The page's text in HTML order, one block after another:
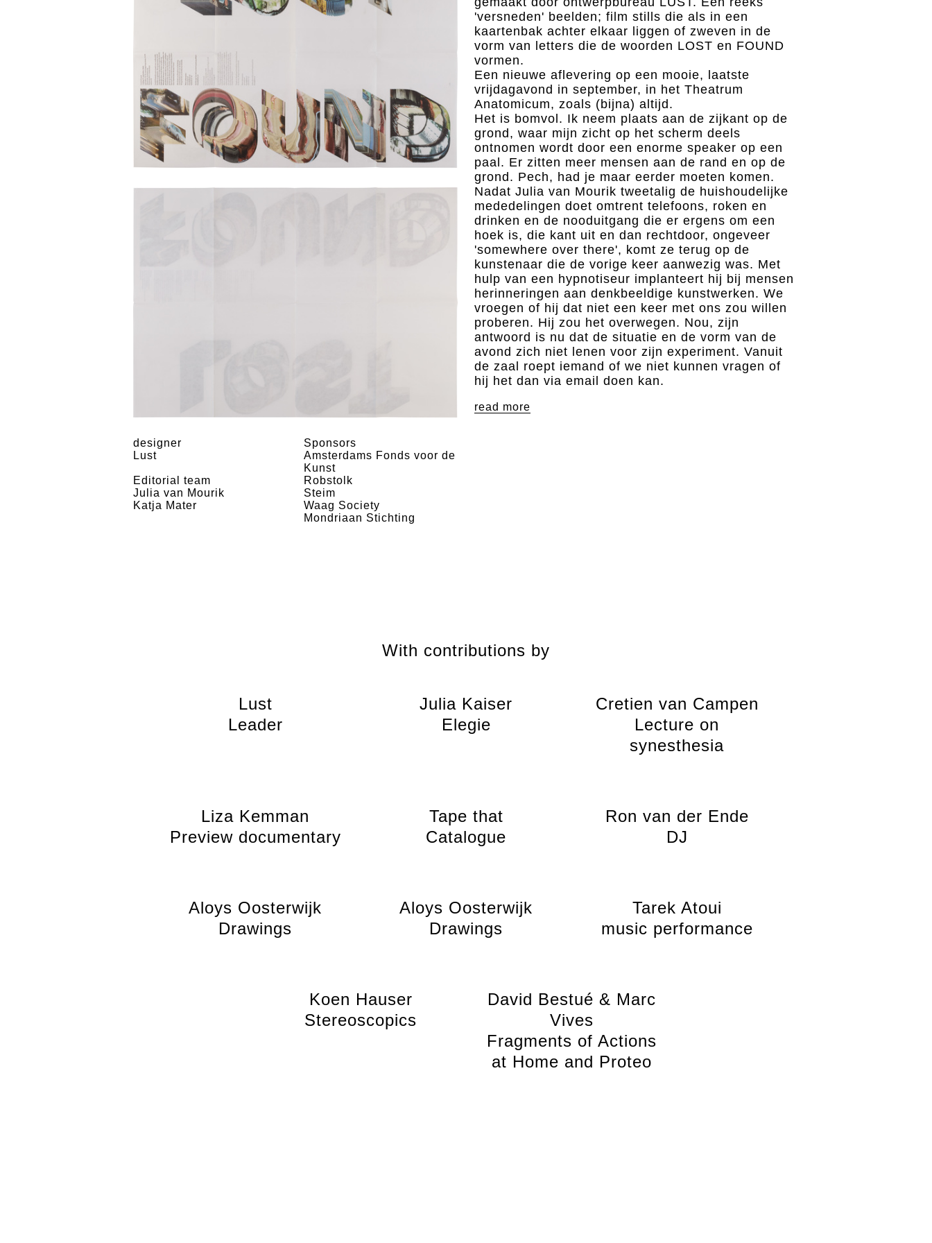
designer
Lust
Editorial team
Julia van Mourik
Katja Mater
Sponsors
Amsterdams Fonds voor de
Kunst
Robstolk
Steim
Waag Society
Mondriaan Stichting
'versneden' beelden; film stills die als in een
kaartenbak achter elkaar liggen of zweven in de
vorm van letters die de woorden LOST en FOUND
vormen.
Een nieuwe aflevering op een mooie, laatste
vrijdagavond in september, in het Theatrum
Anatomicum, zoals (bijna) altijd.
Het is bomvol. Ik neem plaats aan de zijkant op de
grond, waar mijn zicht op het scherm deels
ontnomen wordt door een enorme speaker op een
paal. Er zitten meer mensen aan de rand en op de
grond. Pech, had je maar eerder moeten komen.
Nadat Julia van Mourik tweetalig de huishoudelijke
mededelingen doet omtrent telefoons, roken en
drinken en de nooduitgang die er ergens om een
hoek is, die kant uit en dan rechtdoor, ongeveer
'somewhere over there', komt ze terug op de
kunstenaar die de vorige keer aanwezig was. Met
hulp van een hypnotiseur implanteert hij bij mensen
herinneringen aan denkbeeldige kunstwerken. We
vroegen of hij dat niet een keer met ons zou willen
proberen. Hij zou het overwegen. Nou, zijn
antwoord is nu dat de situatie en de vorm van de
avond zich niet lenen voor zijn experiment. Vanuit
de zaal roept iemand of we niet kunnen vragen of
hij het dan via email doen kan.
read more
With contributions by
Lust
Leader
Julia Kaiser
Elegie
Cretien van Campen
Lecture on
synesthesia
Liza Kemman
Preview documentary
Tape that
Catalogue
Ron van der Ende
DJ
Aloys Oosterwijk
Drawings
Aloys Oosterwijk
Drawings
Tarek Atoui
music performance
Koen Hauser
Stereoscopics
David Bestué & Marc
Vives
Fragments of Actions
at Home and Proteo